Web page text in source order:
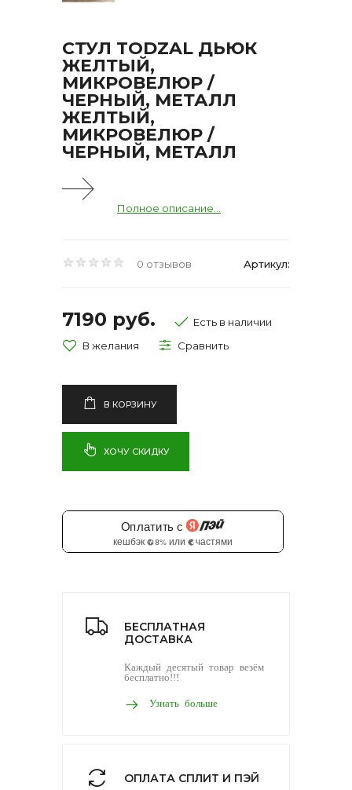
СТУЛ TODZAL ДЬЮК
ЖЕЛТЫЙ,
МИКРОВЕЛЮР /
ЧЕРНЫЙ, МЕТАЛЛ
ЖЕЛТЫЙ,
МИКРОВЕЛЮР /
ЧЕРНЫЙ, МЕТАЛЛ
Полное описание...
0 отзывов Артикул:
7190 руб. Есть в наличии
В КОРЗИНУ
ХОЧУ СКИДКУ
БЕСПЛАТНАЯ
ДОСТАВКА
Каждый десятый товар везём
бесплатно!!!
Узнать больше
ОПЛАТА СПЛИТ И ПЭЙ